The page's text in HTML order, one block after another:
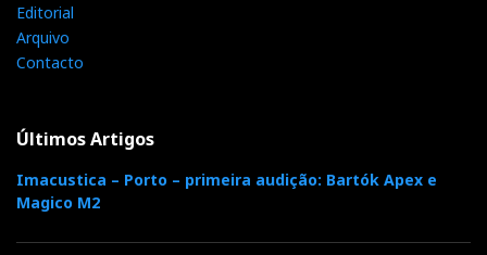
Ferrum Boren (em cima); Wandla em baixo. Quando estão
ligados juntos partilham o ecrã do Wandla.
leitor de rede. Não é um streamer com DAC integrado.
É uma fonte digital independente, concebida para
fornecer ao DAC um sinal limpo e temporalmente
Editorial
Arquivo
Contacto
Últimos Artigos
Imacustica – Porto – primeira audição: Bartók Apex e
Magico M2